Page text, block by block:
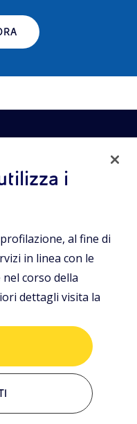
strumenti e le
e naviga tra contenuti
sui grandi temi
di Eni.
i
al fine di
in linea con le
corso della
dettagli visita la